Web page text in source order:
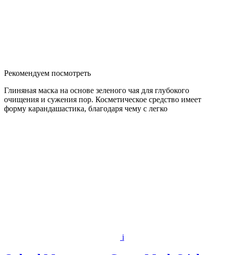
Рекомендуем посмотреть
Глиняная маска на основе зеленого чая для глубокого
очищения и сужения пор. Косметическое средство имеет
форму карандашастика, благодаря чему с легко
i